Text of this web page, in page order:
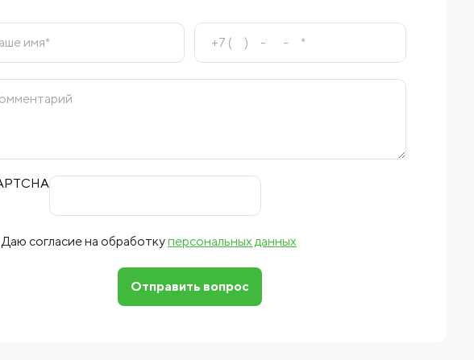
Даю согласие на обработкуперсональных данных
Отправить вопрос